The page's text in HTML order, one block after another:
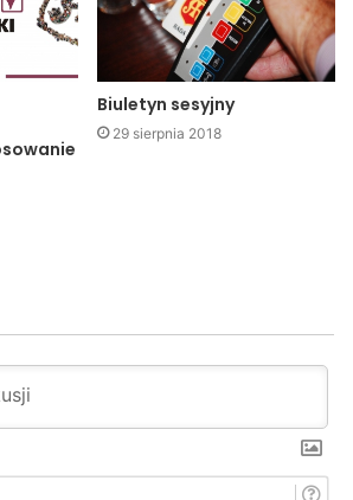
pracowników oświaty, czy też
język polski w szkołach
Biuletyn sesyjny
29 sierpnia 2018